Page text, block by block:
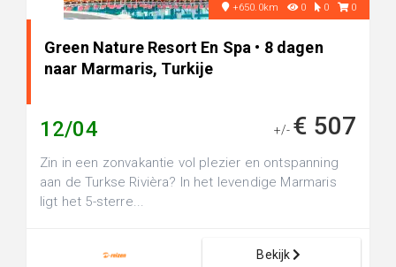
+650.0km 0 0 0
Green Nature Resort En Spa • 8 dagen
naar Marmaris, Turkije
12/04 +/- € 507
Zin in een zonvakantie vol plezier en ontspanning
aan de Turkse Rivièra? In het levendige Marmaris
ligt het 5-sterre...
Bekijk